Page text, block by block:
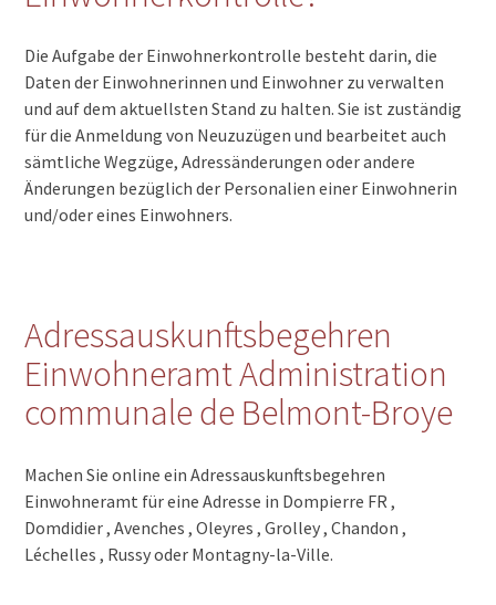
Die Aufgabe der Einwohnerkontrolle besteht darin, die
Daten der Einwohnerinnen und Einwohner zu verwalten
und auf dem aktuellsten Stand zu halten. Sie ist zuständig
für die Anmeldung von Neuzuzügen und bearbeitet auch
sämtliche Wegzüge, Adressänderungen oder andere
Änderungen bezüglich der Personalien einer Einwohnerin
und/oder eines Einwohners.
Adressauskunftsbegehren
Einwohneramt Administration
communale de Belmont-Broye
Machen Sie online ein Adressauskunftsbegehren
Einwohneramt für eine Adresse in Dompierre FR ,
Domdidier , Avenches , Oleyres , Grolley , Chandon ,
Léchelles , Russy oder Montagny-la-Ville.